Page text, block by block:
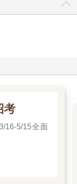
考
16-5/15全面